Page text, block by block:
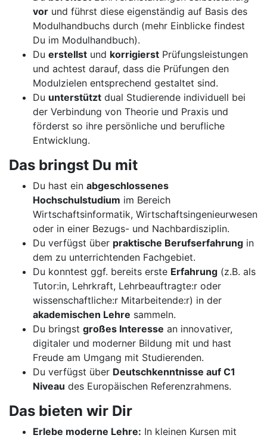
vor und führst diese eigenständig auf Basis des
Modulhandbuchs durch (mehr Einblicke findest
Du im Modulhandbuch).
Du erstellst und korrigierst Prüfungsleistungen
und achtest darauf, dass die Prüfungen den
Modulzielen entsprechend gestaltet sind.
Du unterstützt dual Studierende individuell bei
der Verbindung von Theorie und Praxis und
förderst so ihre persönliche und berufliche
Entwicklung.
Das bringst Du mit
Du hast ein abgeschlossenes
Hochschulstudium im Bereich
Wirtschaftsinformatik, Wirtschaftsingenieurwesen
oder in einer Bezugs- und Nachbardisziplin.
Du verfügst über praktische Berufserfahrung in
dem zu unterrichtenden Fachgebiet.
Du konntest ggf. bereits erste Erfahrung (z.B. als
Tutor:in, Lehrkraft, Lehrbeauftragte:r oder
wissenschaftliche:r Mitarbeitende:r) in der
akademischen Lehre sammeln.
Du bringst großes Interesse an innovativer,
digitaler und moderner Bildung mit und hast
Freude am Umgang mit Studierenden.
Du verfügst über Deutschkenntnisse auf C1
Niveau des Europäischen Referenzrahmens.
Das bieten wir Dir
Erlebe moderne Lehre: In kleinen Kursen mit